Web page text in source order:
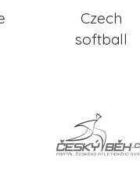
Czech
softball